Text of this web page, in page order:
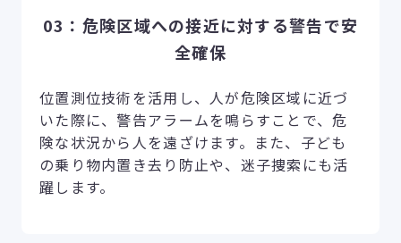
03：危険区域への接近に対する警告で安
全確保
位置測位技術を活用し、人が危険区域に近づ
いた際に、警告アラームを鳴らすことで、危
険な状況から人を遠ざけます。また、子ども
の乗り物内置き去り防止や、迷子捜索にも活
躍します。